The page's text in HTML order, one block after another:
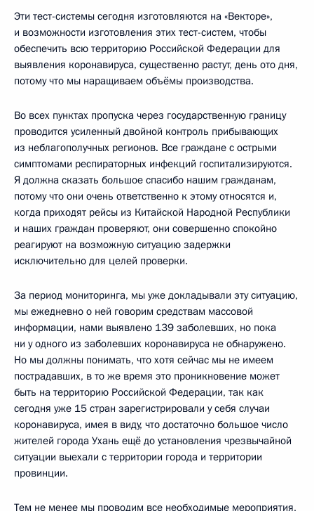
Эти тест-системы сегодня изготовляются на «Векторе»,
и возможности изготовления этих тест-систем, чтобы
обеспечить всю территорию Российской Федерации для
выявления коронавируса, существенно растут, день ото дня,
потому что мы наращиваем объёмы производства.
Во всех пунктах пропуска через государственную границу
проводится усиленный двойной контроль прибывающих
из неблагополучных регионов. Все граждане с острыми
симптомами респираторных инфекций госпитализируются.
Я должна сказать большое спасибо нашим гражданам,
потому что они очень ответственно к этому относятся и,
когда приходят рейсы из Китайской Народной Республики
и наших граждан проверяют, они совершенно спокойно
реагируют на возможную ситуацию задержки
исключительно для целей проверки.
За период мониторинга, мы уже докладывали эту ситуацию,
мы ежедневно о ней говорим средствам массовой
информации, нами выявлено 139 заболевших, но пока
ни у одного из заболевших коронавируса не обнаружено.
Но мы должны понимать, что хотя сейчас мы не имеем
пострадавших, в то же время это проникновение может
быть на территорию Российской Федерации, так как
сегодня уже 15 стран зарегистрировали у себя случаи
коронавируса, имея в виду, что достаточно большое число
жителей города Ухань ещё до установления чрезвычайной
ситуации выехали с территории города и территории
провинции.
Тем не менее мы проводим все необходимые мероприятия,